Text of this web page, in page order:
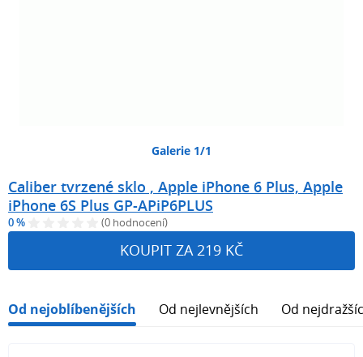
Galerie 1/1
Caliber tvrzené sklo , Apple iPhone 6 Plus, Apple
iPhone 6S Plus GP-APiP6PLUS
0 % (0 hodnocení)
KOUPIT ZA 219 KČ
Od nejoblíbenějších Od nejlevnějších Od